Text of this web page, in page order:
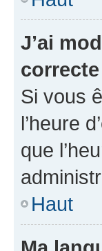
J’ai
correcte
Si vous
l’heure
que
Haut